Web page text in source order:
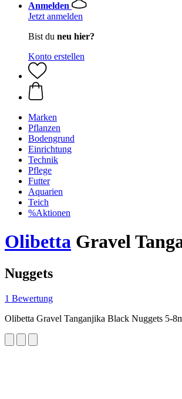
Anmelden
Jetzt anmelden
Bist du neu hier?
Konto erstellen
Marken
Pflanzen
Bodengrund
Einrichtung
Technik
Pflege
Futter
Aquarien
Teich
%Aktionen
Olibetta Gravel
Nuggets
1 Bewertung
Olibetta Gravel Tanganjika Black Nuggets 5-